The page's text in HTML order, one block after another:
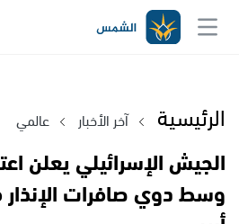
الرئيسية آخر الأخبار عالمي
الجيش الإسرائيلي يعلن
وسط دوي صافرات